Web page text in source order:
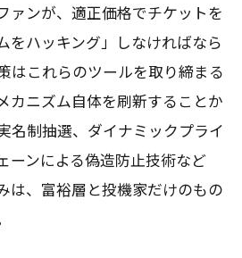
ァンが、適正価格でチケットを
をハッキング」しなければなら
はこれらのツールを取り締まる
カニズム自体を刷新することか
名制抽選、ダイナミックプライ
ーンによる偽造防止技術など
は、富裕層と投機家だけのもの